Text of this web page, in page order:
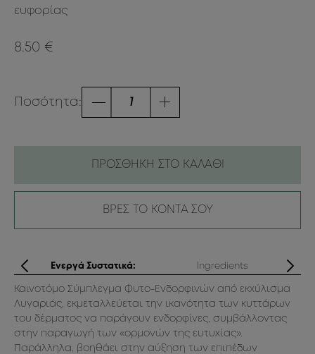
ευφορίας
8.50 €
Ποσότητα:
ΠΡΟΣΘΗΚΗ ΣΤΟ ΚΑΛΑΘΙ
ΒΡΕΣ ΤΟ ΚΟΝΤΑ ΣΟΥ
Ενεργά Συστατικά: Ingredients
Καινοτόμο Σύμπλεγμα Φυτο-Ενδορφινών από εκχύλισμα
Λυγαριάς, εκμεταλλεύεται την ικανότητα των κυττάρων
του δέρματος να παράγουν ενδορφίνες, συμβάλλοντας
στην παραγωγή των «ορμονών της ευτυχίας».
Παράλληλα, βοηθάει στην αύξηση των επιπέδων